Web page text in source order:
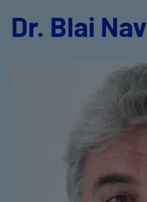
Equipo médico y asistencial
Dr. Blai